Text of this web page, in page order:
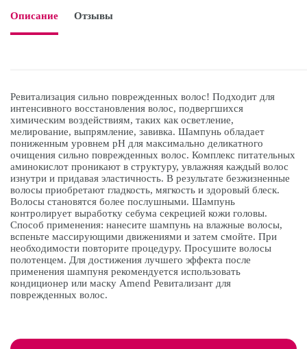
Описание Отзывы
Ревитализация сильно поврежденных волос! Подходит для
интенсивного восстановления волос, подвергшихся
химическим воздействиям, таких как осветление,
мелирование, выпрямление, завивка. Шампунь обладает
пониженным уровнем pH для максимально деликатного
очищения сильно поврежденных волос. Комплекс питательных
аминокислот проникают в структуру, увлажняя каждый волос
изнутри и придавая эластичность. В результате безжизненные
волосы приобретают гладкость, мягкость и здоровый блеск.
Волосы становятся более послушными. Шампунь
контролирует выработку себума секрецией кожи головы.
Способ применения: нанесите шампунь на влажные волосы,
вспеньте массирующими движениями и затем смойте. При
необходимости повторите процедуру. Просушите волосы
полотенцем. Для достижения лучшего эффекта после
применения шампуня рекомендуется использовать
кондиционер или маску Amend Ревитализант для
поврежденных волос.